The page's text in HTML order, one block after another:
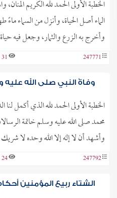
الخطبة الأولى الحمد لله الكريم
الماء أصل الحياة، وأنزل من السماء
وأخرج به الزرع والثمار، وجعل فيه
247771
31
وفاةُ النبي صلى الله
الخطبة الأولى الحمد لله الذي أكمل
محمد صلى الله عليه وسلم خاتمة
وأشهد أن لا إله إلا الله وحده لا
247792
24
الشتاء ربيع المؤمنين